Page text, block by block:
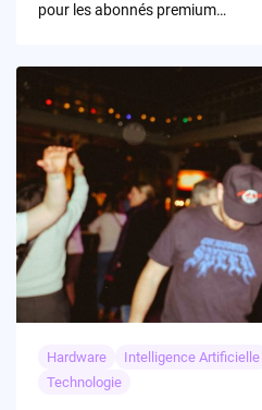
pour les abonnés premium…
Hardware Intelligence Artificielle
Technologie